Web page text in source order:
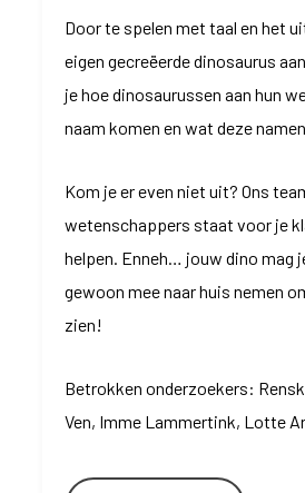
Door te spelen met taal en het
eigen gecreëerde dinosaurus
je hoe dinosaurussen aan hun
naam komen en wat deze
Kom je er even niet uit? Ons
wetenschappers staat voor je
helpen. Enneh… jouw dino mag
gewoon mee naar huis nemen
zien!
Betrokken onderzoekers:
Ven, Imme Lammertink, Lotte